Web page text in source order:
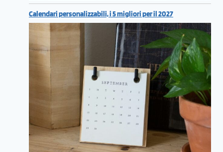
Calendari personalizzabili, i 5 migliori per il 2027